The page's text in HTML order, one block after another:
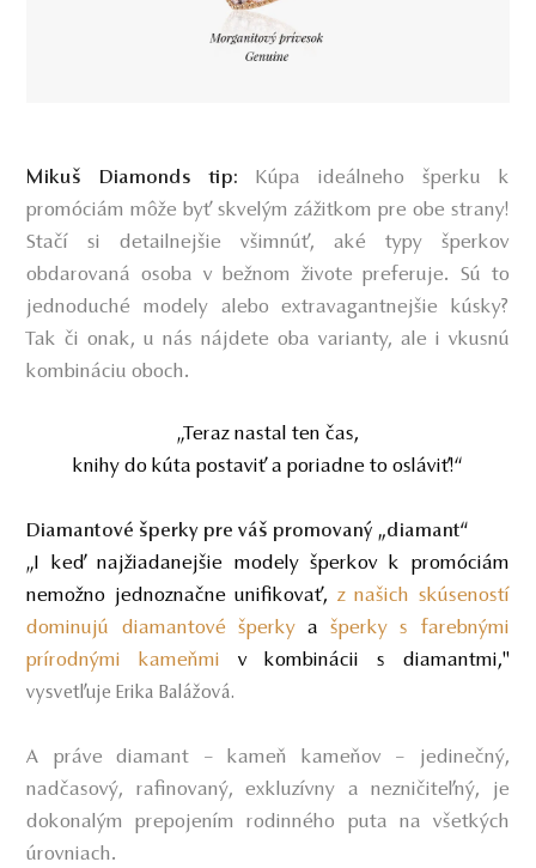
Mikuš Diamonds tip: Kúpa ideálneho šperku k
promóciám môže byť skvelým zážitkom pre obe strany!
Stačí si detailnejšie všimnúť, aké typy šperkov
obdarovaná osoba v bežnom živote preferuje. Sú to
jednoduché modely alebo extravagantnejšie kúsky?
Tak či onak, u nás nájdete oba varianty, ale i vkusnú
kombináciu oboch.
„Teraz nastal ten čas,
knihy do kúta postaviť a poriadne to osláviť!“
Diamantové šperky pre váš promovaný „diamant“
„I keď najžiadanejšie modely šperkov k promóciám
nemožno jednoznačne unifikovať, z našich skúseností
dominujú diamantové šperkyašperky s farebnými
prírodnými kameňmi v kombinácii s diamantmi,"
vysvetľuje Erika Balážová.
A práve diamant – kameň kameňov – jedinečný,
nadčasový, rafinovaný, exkluzívny a nezničiteľný, je
dokonalým prepojením rodinného puta na všetkých
úrovniach.